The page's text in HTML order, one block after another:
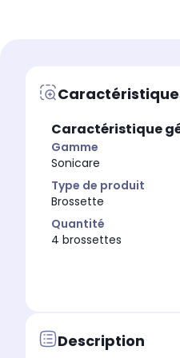
Gamme
Sonicare
Particularité
Caractéristique
Gamme
Sonicare
Type de produit
Brossette
Quantité
4 brossettes
Description